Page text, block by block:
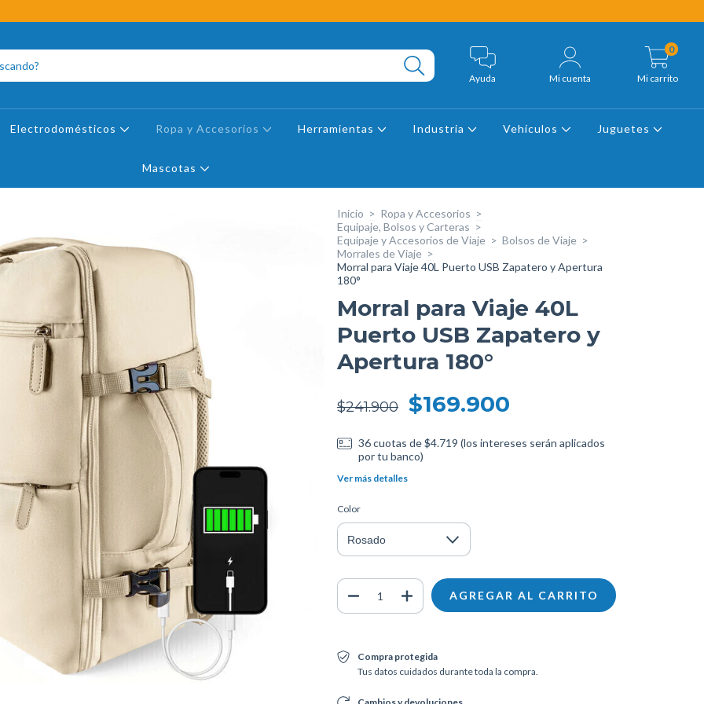
Ayuda Mi cuenta Mi carrito
0
Electrodomésticos Ropa y Accesorios Herramientas Industria Vehículos Juguetes
Mascotas
Inicio > Ropa y Accesorios >
Equipaje, Bolsos y Carteras >
Equipaje y Accesorios de Viaje > Bolsos de Viaje >
Morrales de Viaje >
Morral para Viaje 40L Puerto USB Zapatero y Apertura
180°
Morral para Viaje 40L
Puerto USB Zapatero y
Apertura 180°
$241.900 $169.900
36cuotas de$4.719 (los intereses serán aplicados
por tu banco)
Ver más detalles
Color
Compra protegida
Tus datos cuidados durante toda la compra.